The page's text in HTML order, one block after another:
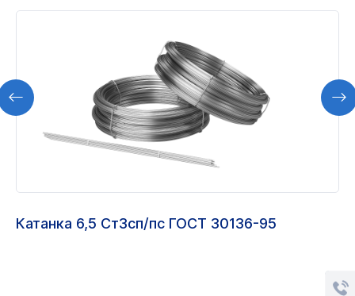
Катанка 6,5 Ст3сп/пс ГОСТ 30136-95